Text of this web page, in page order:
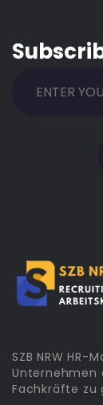
SZB NRW
Unternehmen
Fachkräfte zu